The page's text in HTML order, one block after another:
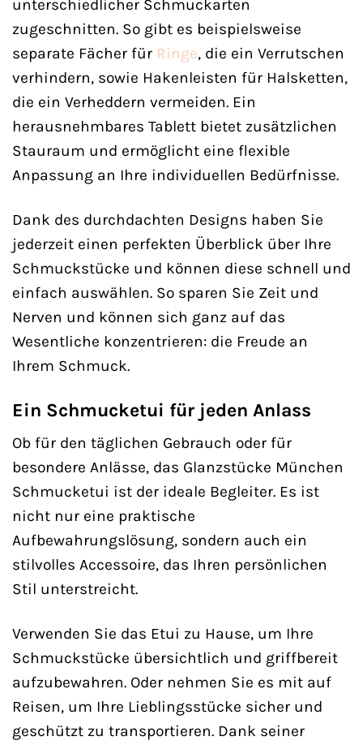
unterschiedlicher Schmuckarten
zugeschnitten. So gibt es beispielsweise
separate Fächer für Ringe, die ein Verrutschen
verhindern, sowie Hakenleisten für Halsketten,
die ein Verheddern vermeiden. Ein
herausnehmbares Tablett bietet zusätzlichen
Stauraum und ermöglicht eine flexible
Anpassung an Ihre individuellen Bedürfnisse.
Dank des durchdachten Designs haben Sie
jederzeit einen perfekten Überblick über Ihre
Schmuckstücke und können diese schnell und
einfach auswählen. So sparen Sie Zeit und
Nerven und können sich ganz auf das
Wesentliche konzentrieren: die Freude an
Ihrem Schmuck.
Ein Schmucketui für jeden Anlass
Ob für den täglichen Gebrauch oder für
besondere Anlässe, das Glanzstücke München
Schmucketui ist der ideale Begleiter. Es ist
nicht nur eine praktische
Aufbewahrungslösung, sondern auch ein
stilvolles Accessoire, das Ihren persönlichen
Stil unterstreicht.
Verwenden Sie das Etui zu Hause, um Ihre
Schmuckstücke übersichtlich und griffbereit
aufzubewahren. Oder nehmen Sie es mit auf
Reisen, um Ihre Lieblingsstücke sicher und
geschützt zu transportieren. Dank seiner